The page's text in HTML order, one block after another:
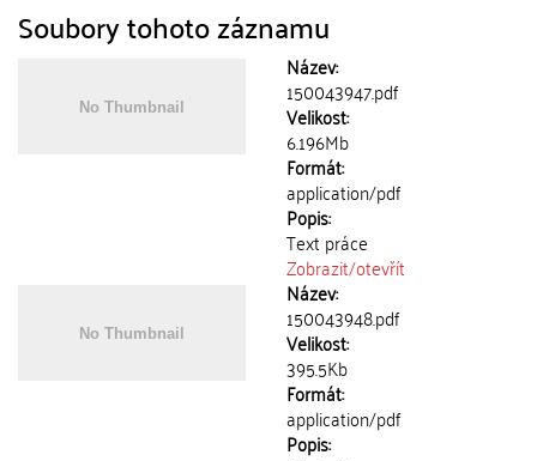
Soubory tohoto záznamu
Název:
150043947.pdf
Velikost:
6.196Mb
Formát:
application/pdf
Popis:
Text práce
Zobrazit/otevřít
Název:
150043948.pdf
Velikost:
395.5Kb
Formát:
application/pdf
Popis: